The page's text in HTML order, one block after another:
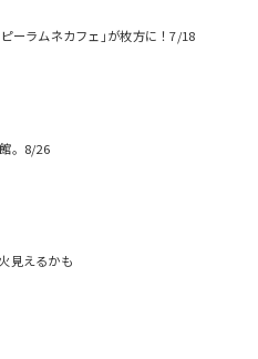
ーラムネカフェ｣が枚方に！7/18
。8/26
見えるかも